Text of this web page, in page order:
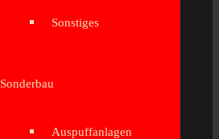
Sonstiges
Sonderbau
Auspuffanlagen